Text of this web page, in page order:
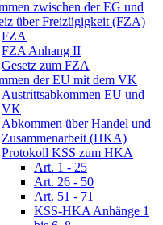
zwischen der EG und
über Freizügigkeit (FZA)
FZA
FZA Anhang II
Gesetz zum FZA
der EU mit dem VK
Austrittsabkommen EU und
VK
Abkommen über Handel und
Zusammenarbeit (HKA)
Protokoll KSS zum HKA
Art. 1 - 25
Art. 26 - 50
Art. 51 - 71
KSS-HKA Anhänge 1